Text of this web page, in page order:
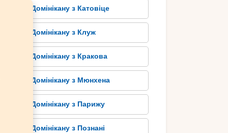
Тури в Домінікану з Катовіце
Тури в Домінікану з Клуж
Тури в Домінікану з Кракова
Тури в Домінікану з Мюнхена
Тури в Домінікану з Парижу
Тури в Домінікану з Познані